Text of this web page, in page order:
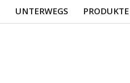
UNTERWEGS